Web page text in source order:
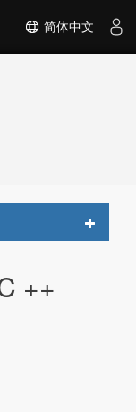
简体中文
Toggle
++